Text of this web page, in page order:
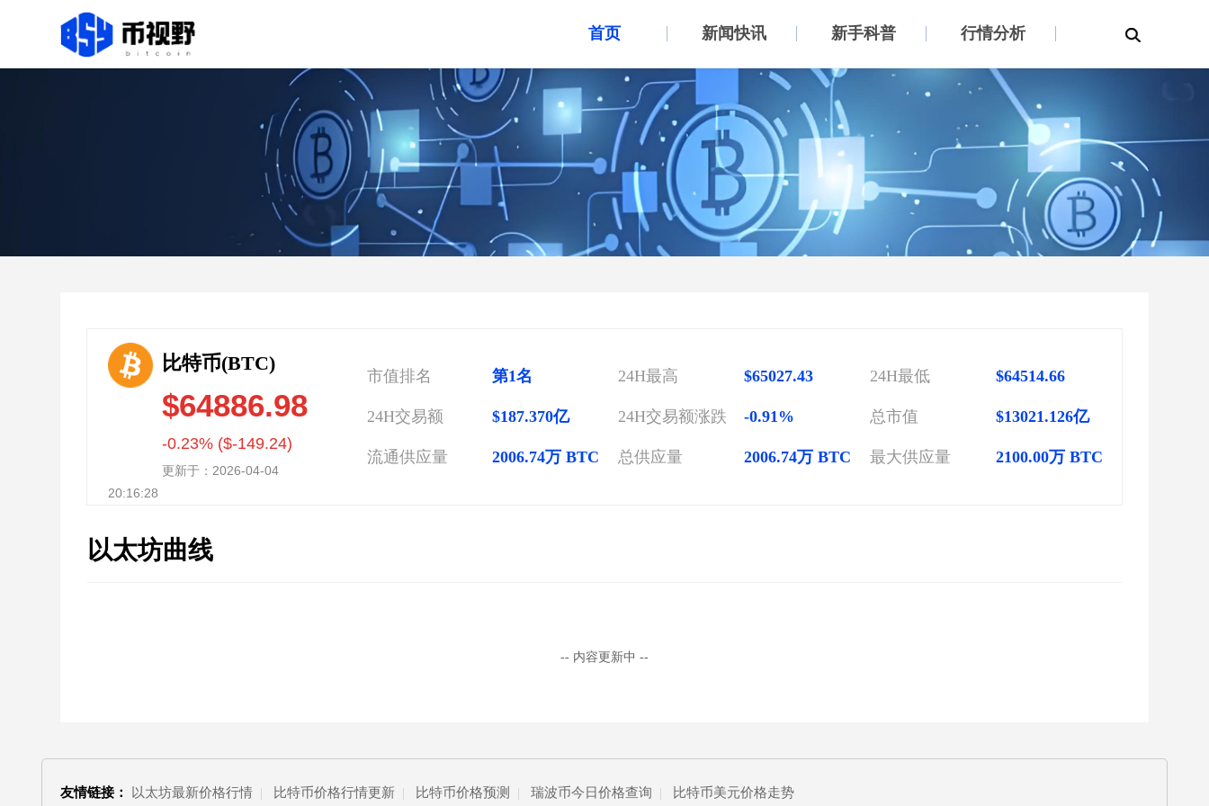
首页 新闻快讯 新手科普 行情分析
币种行情
比特币(BTC)
$64886.98
-0.23% ($-149.24)
更新于：2026-04-04
20:16:28
市值排名 第1名 24H最高 $65027.43 24H最低 $64514.66
24H交易额 $187.370亿 24H交易额涨跌 -0.91% 总市值 $13021.126亿
流通供应量 2006.74万 BTC 总供应量 2006.74万 BTC 最大供应量 2100.00万 BTC
以太坊曲线
-- 内容更新中 --
友情链接： 以太坊最新价格行情 | 比特币价格行情更新 | 比特币价格预测 |瑞波币今日价格查询 | 比特币美元价格走势